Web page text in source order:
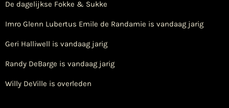
De dagelijkse Fokke & Sukke
Imro Glenn Lubertus Emile de Randamie is vandaag jarig
Geri Halliwell is vandaag jarig
Randy DeBarge is vandaag jarig
Willy DeVille is overleden